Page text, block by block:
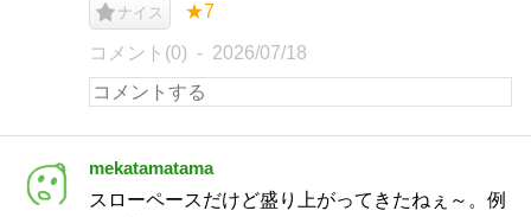
ナイス ★7
コメント(0) 2026/07/18
mekatamatama
スローペースだけど盛り上がってきたねぇ～。例